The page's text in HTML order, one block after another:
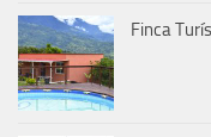
Finca